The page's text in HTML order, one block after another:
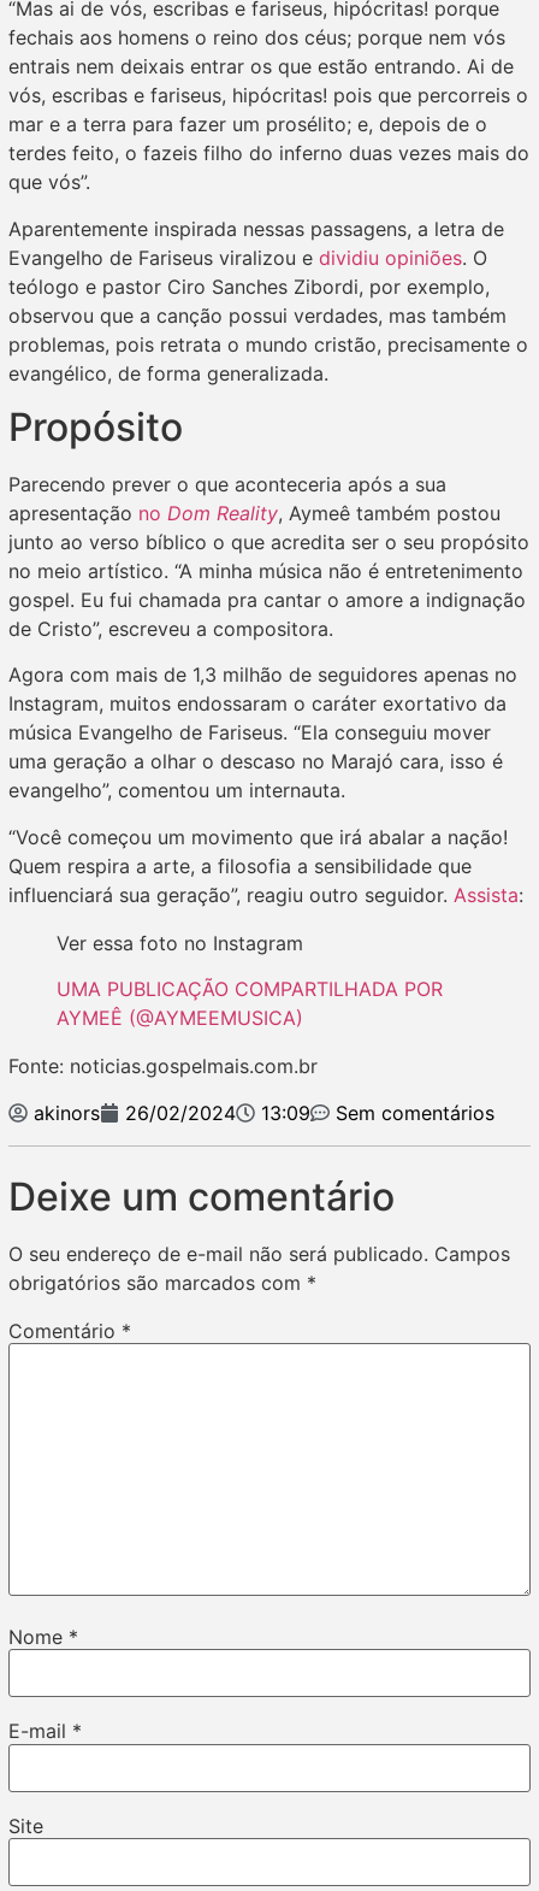
“Mas ai de vós, escribas e fariseus, hipócritas! porque
fechais aos homens o reino dos céus; porque nem vós
entrais nem deixais entrar os que estão entrando. Ai de
vós, escribas e fariseus, hipócritas! pois que percorreis o
mar e a terra para fazer um prosélito; e, depois de o
terdes feito, o fazeis filho do inferno duas vezes mais do
que vós”.
Aparentemente inspirada nessas passagens, a letra de
Evangelho de Fariseus viralizou e dividiu opiniões. O
teólogo e pastor Ciro Sanches Zibordi, por exemplo,
observou que a canção possui verdades, mas também
problemas, pois retrata o mundo cristão, precisamente o
evangélico, de forma generalizada.
Propósito
Parecendo prever o que aconteceria após a sua
apresentação no Dom Reality, Aymeê também postou
junto ao verso bíblico o que acredita ser o seu propósito
no meio artístico. “A minha música não é entretenimento
gospel. Eu fui chamada pra cantar o amore a indignação
de Cristo”, escreveu a compositora.
Agora com mais de 1,3 milhão de seguidores apenas no
Instagram, muitos endossaram o caráter exortativo da
música Evangelho de Fariseus. “Ela conseguiu mover
uma geração a olhar o descaso no Marajó cara, isso é
evangelho”, comentou um internauta.
“Você começou um movimento que irá abalar a nação!
Quem respira a arte, a filosofia a sensibilidade que
influenciará sua geração”, reagiu outro seguidor. Assista:
Ver essa foto no Instagram
UMA PUBLICAÇÃO COMPARTILHADA POR
AYMEÊ (@AYMEEMUSICA)
Fonte: noticias.gospelmais.com.br
akinors
26/02/2024 13:09 Sem comentários
Deixe um comentário
O seu endereço de e-mail não será publicado. Campos
obrigatórios são marcados com *
Comentário *
Nome *
E-mail *
Site